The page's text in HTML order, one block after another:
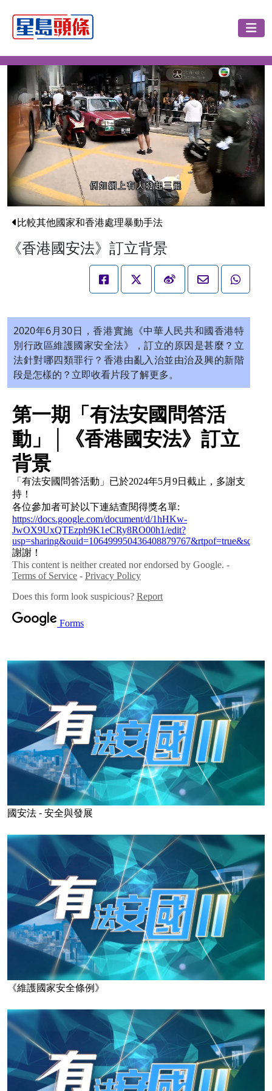
比較其他國家和香港處理暴動手法
《香港國安法》訂立背景
2020年6月30日，香港實施《中華人民共和國香港特
別行政區維護國家安全法》，訂立的原因是甚麼？立
法針對哪四類罪行？香港由亂入治並由治及興的新階
段是怎樣的？立即收看片段了解更多。
國安法 - 安全與發展
《維護國家安全條例》